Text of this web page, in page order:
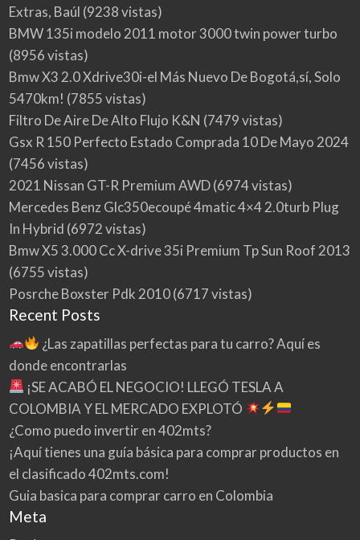
Extras, Baúl (9238 vistas)
BMW 135i modelo 2011 motor 3000 twin power turbo
(8956 vistas)
Bmw X3 2.0 Xdrive30i-el Más Nuevo De Bogotá,sí, Solo
5470km! (7855 vistas)
Filtro De Aire De Alto Flujo K&N (7479 vistas)
Gsx R 150 Perfecto Estado Comprada 10 De Mayo 2024
(7456 vistas)
2021 Nissan GT-R Premium AWD(6974 vistas)
Mercedes Benz Glc350ecoupé 4matic 4×4 2.0turb Plug
In Hybrid (6972 vistas)
Bmw X5 3.000 Cc X-drive 35i Premium Tp Sun Roof 2013
(6755 vistas)
Posrche Boxster Pdk 2010(6717 vistas)
Recent Posts
¿Las zapatillas perfectas para tu carro? Aquí es
donde encontrarlas
¡SE ACABÓ EL NEGOCIO! LLEGÓ TESLA A
COLOMBIA Y EL MERCADO EXPLOTÓ
¿Como puedo invertir en 402mts?
¡Aquí tienes una guía básica para comprar productos en
el clasificado 402mts.com!
Guia basica para comprar carro en Colombia
Meta